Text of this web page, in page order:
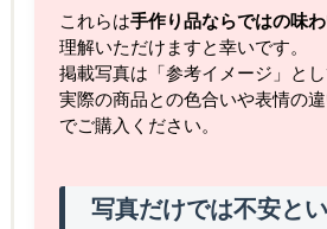
これらは手作り品ならではの味
理解いただけますと幸いです。
掲載写真は「参考イメージ」とし
実際の商品との色合いや表情の
でご購入ください。
写真だけでは不安と